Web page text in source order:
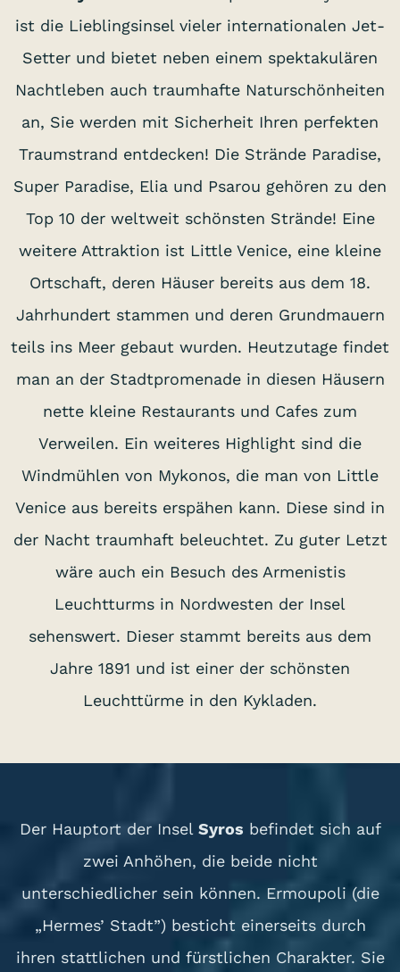
ist die Lieblingsinsel vieler internationalen Jet-
Setter und bietet neben einem spektakulären
Nachtleben auch traumhafte Naturschönheiten
an, Sie werden mit Sicherheit Ihren perfekten
Traumstrand entdecken! Die Strände Paradise,
Super Paradise, Elia und Psarou gehören zu den
Top 10 der weltweit schönsten Strände! Eine
weitere Attraktion ist Little Venice, eine kleine
Ortschaft, deren Häuser bereits aus dem 18.
Jahrhundert stammen und deren Grundmauern
teils ins Meer gebaut wurden. Heutzutage findet
man an der Stadtpromenade in diesen Häusern
nette kleine Restaurants und Cafes zum
Verweilen. Ein weiteres Highlight sind die
Windmühlen von Mykonos, die man von Little
Venice aus bereits erspähen kann. Diese sind in
der Nacht traumhaft beleuchtet. Zu guter Letzt
wäre auch ein Besuch des Armenistis
Leuchtturms in Nordwesten der Insel
sehenswert. Dieser stammt bereits aus dem
Jahre 1891 und ist einer der schönsten
Leuchttürme in den Kykladen.
Der Hauptort der Insel Syros befindet sich auf
zwei Anhöhen, die beide nicht
unterschiedlicher sein können. Ermoupoli (die
„Hermes’ Stadt”) besticht einerseits durch
ihren stattlichen und fürstlichen Charakter. Sie